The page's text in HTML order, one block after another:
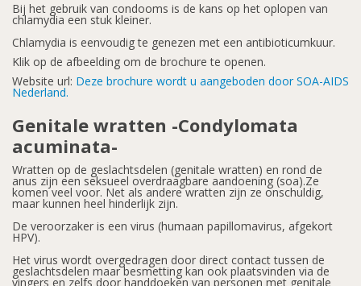
Bij het gebruik van condooms is de kans op het oplopen van
chlamydia een stuk kleiner.
Chlamydia is eenvoudig te genezen met een antibioticumkuur.
Klik op de afbeelding om de brochure te openen.
Website url: Deze brochure wordt u aangeboden door SOA-AIDS
Nederland.
Genitale wratten -Condylomata
acuminata-
Wratten op de geslachtsdelen (genitale wratten) en rond de
anus zijn een seksueel overdraagbare aandoening (soa).Ze
komen veel voor. Net als andere wratten zijn ze onschuldig,
maar kunnen heel hinderlijk zijn.
De veroorzaker is een virus (humaan papillomavirus, afgekort
HPV).
Het virus wordt overgedragen door direct contact tussen de
geslachtsdelen maar besmetting kan ook plaatsvinden via de
vingers en zelfs door handdoeken van personen met genitale